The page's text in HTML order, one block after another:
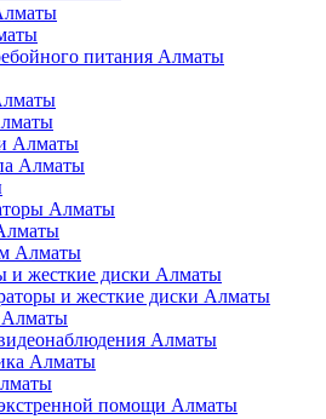
питания Алматы
Алматы
Алматы
Алматы
Алматы
и жесткие диски Алматы
и жесткие диски Алматы
Алматы
Алматы
Алматы
помощи Алматы